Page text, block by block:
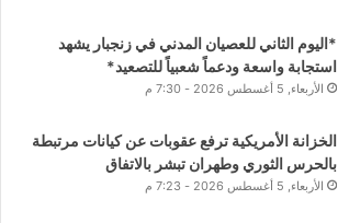
*اليوم الثاني للعصيان المدني في زنجبار يشهد
استجابة واسعة ودعماً شعبياً للتصعيد*
الأربعاء, 5 أغسطس 2026 - 7:30 م
الخزانة الأمريكية ترفع عقوبات عن كيانات مرتبطة
بالحرس الثوري وطهران تبشر بالاتفاق
الأربعاء, 5 أغسطس 2026 - 7:23 م